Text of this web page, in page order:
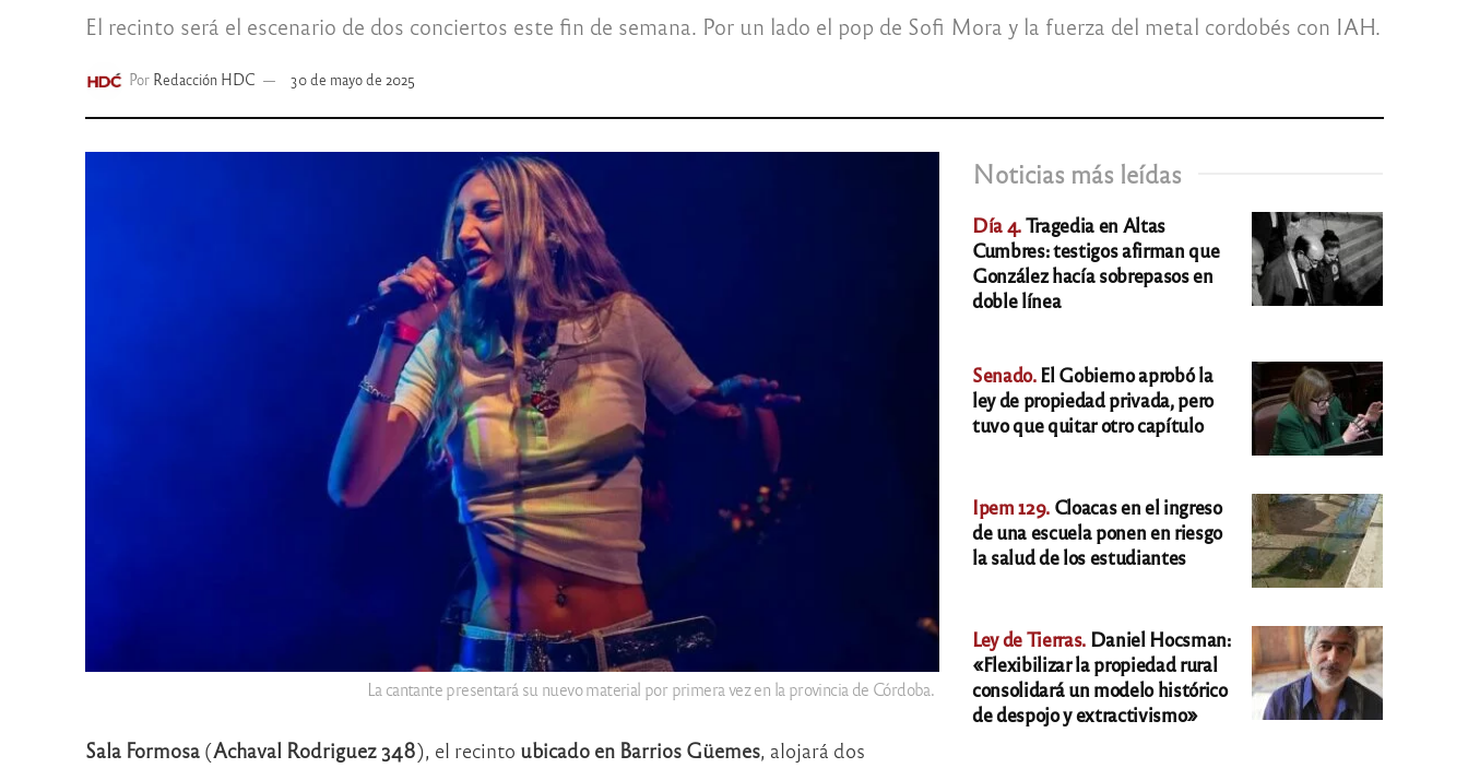
El recinto será el escenario de dos conciertos este fin de semana. Por un lado el pop de Sofi Mora y la fuerza del metal cordobés con IAH.
Por Redacción HDC 30 de mayo de 2025
La cantante presentará su nuevo material por primera vez en la provincia de Córdoba.
Sala Formosa(Achaval Rodriguez 348), el recinto ubicado en Barrios Güemes, alojará dos
Noticias más leídas
Día 4.Tragedia en Altas
Cumbres: testigos afirman que
González hacía sobrepasos en
doble línea
Senado.El Gobierno aprobó la
ley de propiedad privada, pero
tuvo que quitar otro capítulo
Ipem 129. Cloacas en el ingreso
de una escuela ponen en riesgo
la salud de los estudiantes
Ley de Tierras. Daniel Hocsman:
«Flexibilizar la propiedad rural
consolidará un modelo histórico
de despojo y extractivismo»